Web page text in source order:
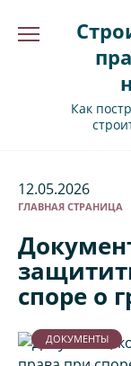
Как
12.05.2026
ГЛАВНАЯ СТРАНИЦА
споре о
ДОКУМЕНТЫ